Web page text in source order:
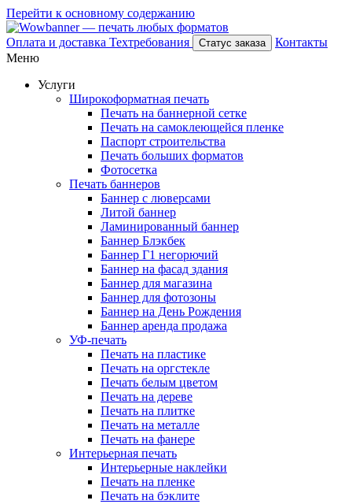
Перейти к основному содержанию
Оплата и доставка Техтребования Статус заказа
Контакты
Меню
Услуги
Широкоформатная печать
Печать на баннерной сетке
Печать на самоклеющейся пленке
Паспорт строительства
Печать больших форматов
Фотосетка
Печать баннеров
Баннер с люверсами
Литой баннер
Ламинированный баннер
Баннер Блэкбек
Баннер Г1 негорючий
Баннер на фасад здания
Баннер для магазина
Баннер для фотозоны
Баннер на День Рождения
Баннер аренда продажа
УФ-печать
Печать на пластике
Печать на оргстекле
Печать белым цветом
Печать на дереве
Печать на плитке
Печать на металле
Печать на фанере
Интерьерная печать
Интерьерные наклейки
Печать на пленке
Печать на бэклите